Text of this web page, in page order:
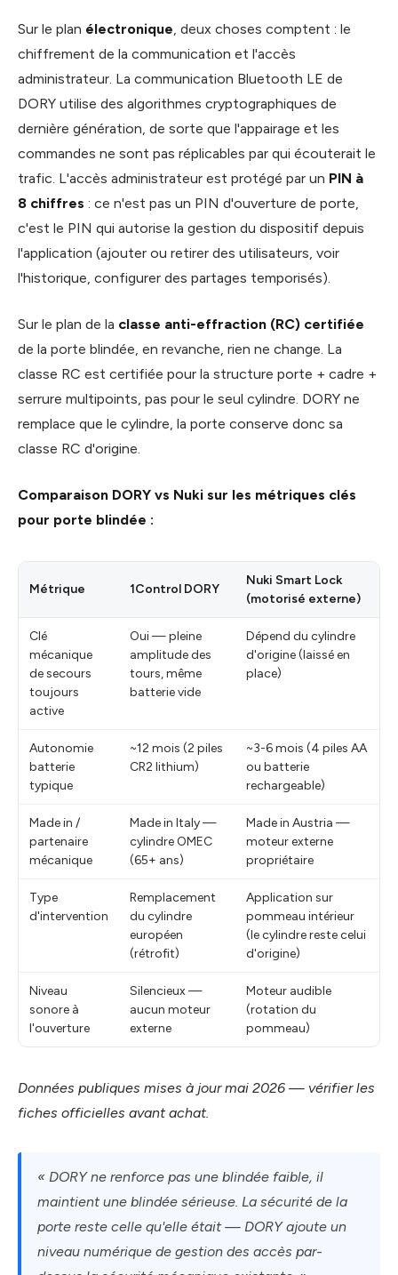
Sur le plan électronique, deux choses comptent : le
chiffrement de la communication et l'accès
administrateur. La communication Bluetooth LE de
DORY utilise des algorithmes cryptographiques de
dernière génération, de sorte que l'appairage et les
commandes ne sont pas réplicables par qui écouterait le
trafic. L'accès administrateur est protégé par un PIN à
8 chiffres : ce n'est pas un PIN d'ouverture de porte,
c'est le PIN qui autorise la gestion du dispositif depuis
l'application (ajouter ou retirer des utilisateurs, voir
l'historique, configurer des partages temporisés).
Sur le plan de la classe anti-effraction (RC) certifiée
de la porte blindée, en revanche, rien ne change. La
classe RC est certifiée pour la structure porte + cadre +
serrure multipoints, pas pour le seul cylindre. DORY ne
remplace que le cylindre, la porte conserve donc sa
classe RC d'origine.
Comparaison DORY vs Nuki sur les métriques clés
pour porte blindée :
Métrique 1Control DORY
Nuki Smart Lock
(motorisé externe)
Clé
mécanique
de secours
toujours
active
Oui — pleine
amplitude des
tours, même
batterie vide
Dépend du cylindre
d'origine (laissé en
place)
Autonomie
batterie
typique
~12 mois (2 piles
CR2 lithium)
~3-6 mois (4 piles AA
ou batterie
rechargeable)
Made in /
partenaire
mécanique
Made in Italy —
cylindre OMEC
(65+ ans)
Made in Austria —
moteur externe
propriétaire
Type
d'intervention
Remplacement
du cylindre
européen
(rétrofit)
Application sur
pommeau intérieur
(le cylindre reste celui
d'origine)
Niveau
sonore à
l'ouverture
Silencieux —
aucun moteur
externe
Moteur audible
(rotation du
pommeau)
Données publiques mises à jour mai 2026 — vérifier les
fiches officielles avant achat.
« DORY ne renforce pas une blindée faible, il
maintient une blindée sérieuse. La sécurité de la
porte reste celle qu'elle était — DORY ajoute un
niveau numérique de gestion des accès par-